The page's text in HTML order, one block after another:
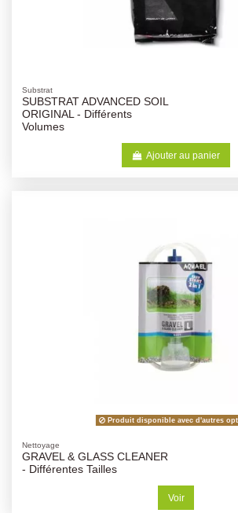
Substrat
SUBSTRAT ADVANCED SOIL
ORIGINAL - Différents
Volumes
Ajouter au panier
Produit disponible avec d'autres
Nettoyage
GRAVEL & GLASS CLEANER
- Différentes Tailles
Voir